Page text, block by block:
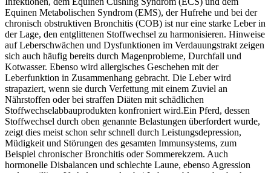
Equinen Metabolischen Syndrom (EMS), der Hufrehe und bei der
chronisch obstruktiven Bronchitis (COB) ist nur eine starke Leber in
der Lage, den entglittenen Stoffwechsel zu harmonisieren. Hinweise
auf Leberschwächen und Dysfunktionen im Verdauungstrakt zeigen
sich auch häufig bereits durch Magenprobleme, Durchfall und
Kotwasser. Ebenso wird allergisches Geschehen mit der
Leberfunktion in Zusammenhang gebracht. Die Leber wird
strapaziert, wenn sie durch Verfettung mit einem Zuviel an
Nährstoffen oder bei straffen Diäten mit schädlichen
Stoffwechselabbauprodukten konfroniert wird.Ein Pferd, dessen
Stoffwechsel durch oben genannte Belastungen überfordert wurde,
zeigt dies meist schon sehr schnell durch Leistungsdepression,
Müdigkeit und Störungen des gesamten Immunsystems, zum
Beispiel chronischer Bronchitis oder Sommerekzem. Auch
hormonelle Disbalancen und schlechte Laune, ebenso Agression